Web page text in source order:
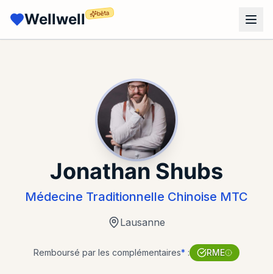
Wellwell bêta
Jonathan Shubs
Médecine Traditionnelle Chinoise MTC
Lausanne
Remboursé par les complémentaires* : RME